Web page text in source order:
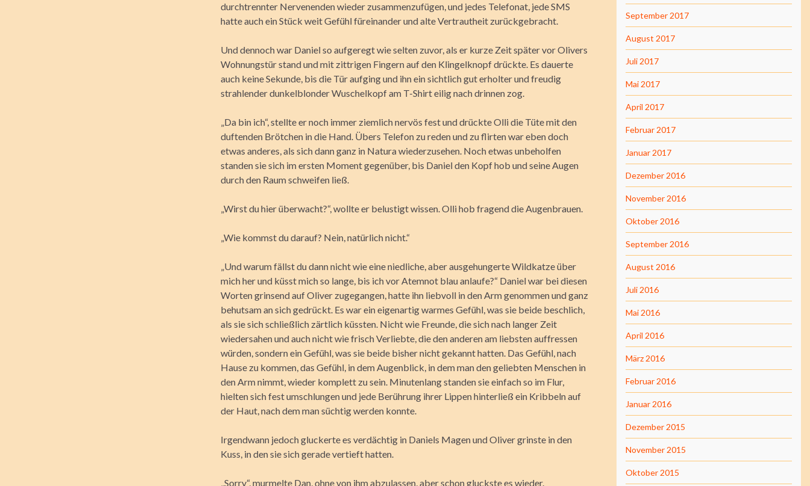
durchtrennter Nervenenden wieder zusammenzufügen, und jedes Telefonat, jede SMS
hatte auch ein Stück weit Gefühl füreinander und alte Vertrautheit zurückgebracht.
Und dennoch war Daniel so aufgeregt wie selten zuvor, als er kurze Zeit später vor Olivers
Wohnungstür stand und mit zittrigen Fingern auf den Klingelknopf drückte. Es dauerte
auch keine Sekunde, bis die Tür aufging und ihn ein sichtlich gut erholter und freudig
strahlender dunkelblonder Wuschelkopf am T-Shirt eilig nach drinnen zog.
„Da bin ich“, stellte er noch immer ziemlich nervös fest und drückte Olli die Tüte mit den
duftenden Brötchen in die Hand. Übers Telefon zu reden und zu flirten war eben doch
etwas anderes, als sich dann ganz in Natura wiederzusehen. Noch etwas unbeholfen
standen sie sich im ersten Moment gegenüber, bis Daniel den Kopf hob und seine Augen
durch den Raum schweifen ließ.
„Wirst du hier überwacht?“, wollte er belustigt wissen. Olli hob fragend die Augenbrauen.
„Wie kommst du darauf? Nein, natürlich nicht.“
„Und warum fällst du dann nicht wie eine niedliche, aber ausgehungerte Wildkatze über
mich her und küsst mich so lange, bis ich vor Atemnot blau anlaufe?“ Daniel war bei diesen
Worten grinsend auf Oliver zugegangen, hatte ihn liebvoll in den Arm genommen und ganz
behutsam an sich gedrückt. Es war ein eigenartig warmes Gefühl, was sie beide beschlich,
als sie sich schließlich zärtlich küssten. Nicht wie Freunde, die sich nach langer Zeit
wiedersahen und auch nicht wie frisch Verliebte, die den anderen am liebsten auffressen
würden, sondern ein Gefühl, was sie beide bisher nicht gekannt hatten. Das Gefühl, nach
Hause zu kommen, das Gefühl, in dem Augenblick, in dem man den geliebten Menschen in
den Arm nimmt, wieder komplett zu sein. Minutenlang standen sie einfach so im Flur,
hielten sich fest umschlungen und jede Berührung ihrer Lippen hinterließ ein Kribbeln auf
der Haut, nach dem man süchtig werden konnte.
Irgendwann jedoch gluckerte es verdächtig in Daniels Magen und Oliver grinste in den
Kuss, in den sie sich gerade vertieft hatten.
„Sorry“, murmelte Dan, ohne von ihm abzulassen, aber schon gluckste es wieder.
September 2017
August 2017
Juli 2017
Mai 2017
April 2017
Februar 2017
Januar 2017
Dezember 2016
November 2016
Oktober 2016
September 2016
August 2016
Juli 2016
Mai 2016
April 2016
März 2016
Februar 2016
Januar 2016
Dezember 2015
November 2015
Oktober 2015